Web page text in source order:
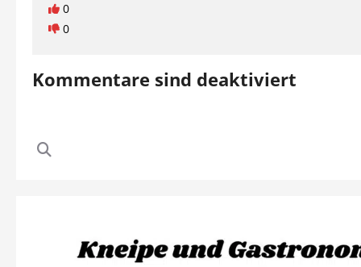
0
0
Kommentare sind deaktiviert